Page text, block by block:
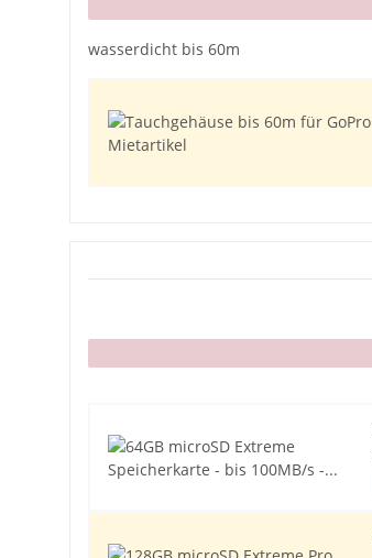
x
wasserdicht bis 60m
x